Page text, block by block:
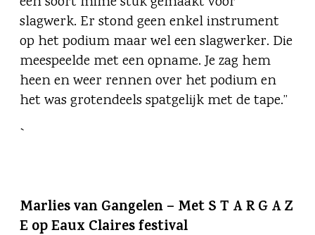
slagwerk. Er stond geen enkel instrument
op het podium maar wel een slagwerker. Die
meespeelde met een opname. Je zag hem
heen en weer rennen over het podium en
het was grotendeels spatgelijk met de tape.”
`
Marlies van Gangelen – Met S T A R G A Z
E op Eaux Claires festival